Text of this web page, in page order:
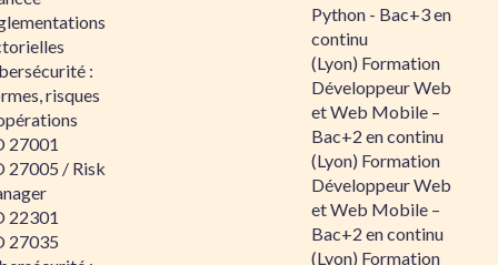
:
risques
27001
27005 / Risk
22301
27035
Python - Bac+3 en
continu
(Lyon) Formation
Développeur Web
et Web Mobile –
Bac+2 en continu
(Lyon) Formation
Développeur Web
et Web Mobile –
Bac+2 en continu
(Lyon) Formation